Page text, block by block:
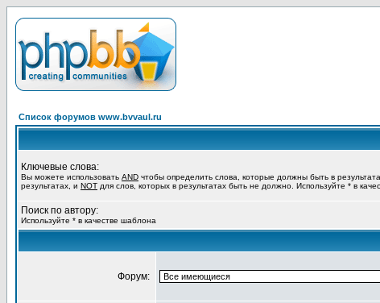
Список форумов www.bvvaul.ru
Ключевые слова:
Вы можете использовать AND чтобы определить слова, которые должны быть в
результатах, и NOT для слов, которых в результатах быть не должно. Используйте * в
Поиск по автору:
Используйте * в качестве шаблона
Форум: